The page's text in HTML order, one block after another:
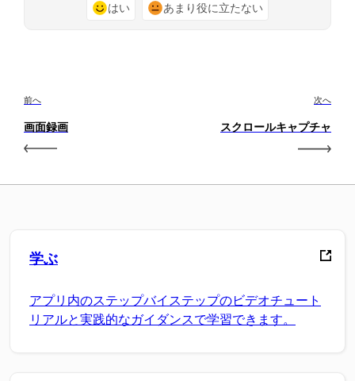
はい あまり役に立たない
前へ
画面録画
次へ
スクロールキャプチャ
学ぶ
アプリ内のステップバイステップのビデオチュート
リアルと実践的なガイダンスで学習できます。